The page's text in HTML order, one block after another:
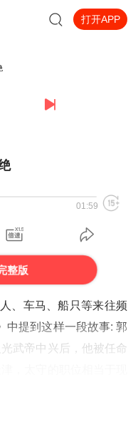
打开APP
01:59
整版
、车马、船只等来往频
中提到这样一段故事: 郭
武帝中兴后，他被任命
惩奸除恶，盗贼便从此